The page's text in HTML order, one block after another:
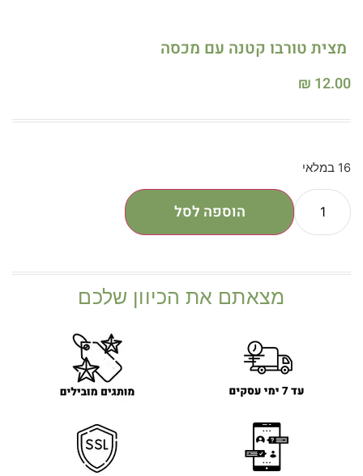
מצית טורבו קטנה עם מכסה
₪ 12.00
16 במלאי
הוספה לסל
מצאתם את הכיוון שלכם